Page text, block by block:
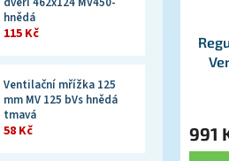
hnědá
115 Kč
Ventilační mřížka 125
mm MV 125 bVs hnědá
tmavá
58 Kč 991